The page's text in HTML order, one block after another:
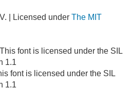
| Licensed under The MIT
font is licensed under the SIL
1.1
font is licensed under the SIL
1.1